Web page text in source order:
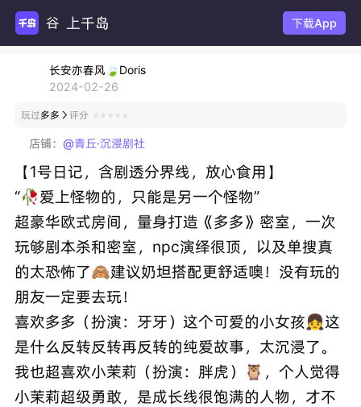
上千岛 下载App
长安亦春风🍃Doris
2024-02-26
玩过多多  评分
店铺： @青丘·沉浸剧社
【1号日记，含剧透分界线，放心食用】
“🥀爱上怪物的，只能是另一个怪物”
超豪华欧式房间，量身打造《多多》密室，一次
玩够剧本杀和密室，npc演绎很顶，以及单搜真
的太恐怖了🙈建议奶坦搭配更舒适噢！没有玩的
朋友一定要去玩！
喜欢多多（扮演：牙牙）这个可爱的小女孩👧这
是什么反转反转再反转的纯爱故事，太沉浸了。
我也超喜欢小茉莉（扮演：胖虎）🦉，个人觉得
小茉莉超级勇敢，是成长线很饱满的人物，才不